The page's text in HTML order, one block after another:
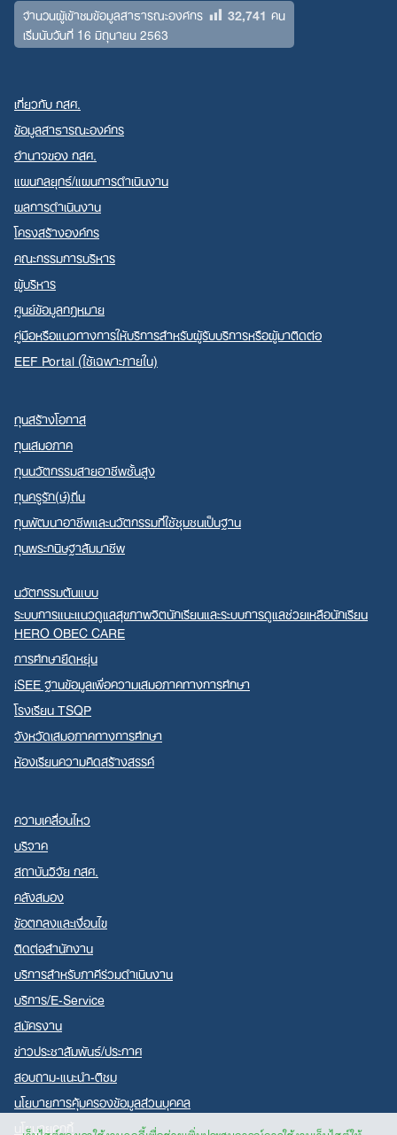
จำนวนผู้เข้าชมข้อมูลสาธารณะองค์กร 32,741 คน
เริ่มนับวันที่ 16 มิถุนายน 2563
เกี่ยวกับ กสศ.
ข้อมูลสาธารณะองค์กร
อำนาจของ กสศ.
แผนกลยุทธ์/แผนการดำเนินงาน
ผลการดำเนินงาน
โครงสร้างองค์กร
คณะกรรมการบริหาร
ผู้บริหาร
ศูนย์ข้อมูลกฎหมาย
คู่มือหรือแนวทางการให้บริการสำหรับผู้รับบริการหรือผู้มาติดต่อ
EEF Portal (ใช้เฉพาะภายใน)
ทุนสร้างโอกาส
ทุนเสมอภาค
ทุนนวัตกรรมสายอาชีพชั้นสูง
ทุนครูรัก(ษ์)ถิ่น
ทุนพัฒนาอาชีพและนวัตกรรมที่ใช้ชุมชนเป็นฐาน
ทุนพระกนิษฐาสัมมาชีพ
นวัตกรรมต้นแบบ
ระบบการแนะแนวดูแลสุขภาพจิตนักเรียนและระบบการดูแลช่วยเหลือนักเรียน
HERO OBEC CARE
การศึกษายืดหยุ่น
iSEE ฐานข้อมูลเพื่อความเสมอภาคทางการศึกษา
โรงเรียน TSQP
จังหวัดเสมอภาคทางการศึกษา
ห้องเรียนความคิดสร้างสรรค์
ความเคลื่อนไหว
บริจาค
สถาบันวิจัย กสศ.
คลังสมอง
ข้อตกลงและเงื่อนไข
ติดต่อสำนักงาน
บริการสำหรับภาคีร่วมดำเนินงาน
บริการ/E-Service
สมัครงาน
ข่าวประชาสัมพันธ์/ประกาศ
สอบถาม-แนะนำ-ติชม
นโยบายการคุ้มครองข้อมูลส่วนบุคคล
นโยบายคุกกี้